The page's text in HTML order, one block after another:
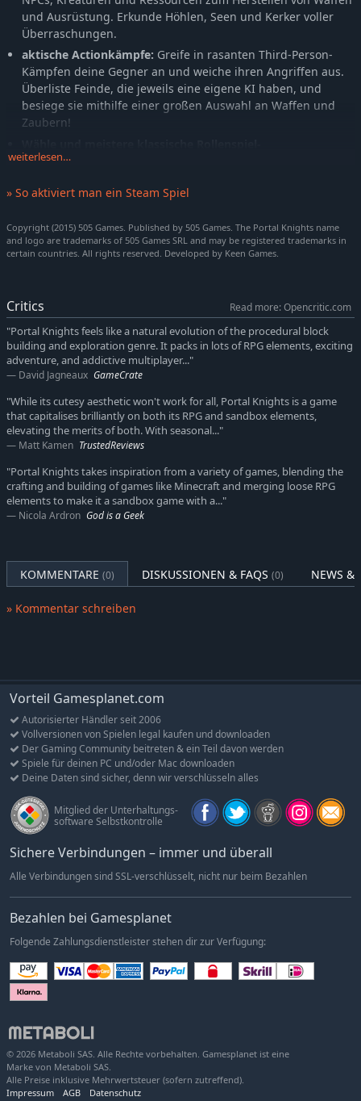
und Ausrüstung. Erkunde Höhlen, Seen und Kerker voller
Überraschungen.
aktische Actionkämpfe: Greife in rasanten Third-Person-
Kämpfen deine Gegner an und weiche ihren Angriffen aus.
Überliste Feinde, die jeweils eine eigene KI haben, und
besiege sie mithilfe einer großen Auswahl an Waffen und
Zaubern!
Charakterklassen:
deine Ausrüstung an. Schalte bei Stufenaufstiegen mächtige
Zufalls-Events:Abenteuer in abwechslungsreichen
Landschaften. Erledige in den verschiedenen Welten neue
Sammle im ganzen Land Zutaten zum Herstellen von
Waffen und Vorräten:Verbessere deine
Herstellungsstationen und erweitere deine Liste an
Rezepten auf über 100 Gegenstände, mit Crafting-Bäumen
für jede Klasse.
Baue dir aus Dutzenden Materialien und
Einrichtungsgegenständen ein Zuhause:Zeige allen deine
auf deinen Reisen schwer verdienten Schätze. Beute
Ressourcen aus und baue große Bauwerke, stelle
tierischen Freund und noch viel mehr!
Epische Bosskämpfe:Wage dich in die Höhle des Löwen und
bekämpfe die Portal-Wächter, die schrecklichsten Bestien im
Coop-Mehrspielermodus.Arbeitet zusammen um Gebäude
zu errichten, Kerker zu erkunden und trotzt gemeinsam den
größten Gefahren.
weiterlesen…
» So aktiviert man ein Steam Spiel
Copyright (2015) 505 Games. Published by 505 Games. The Portal Knights name
and logo are trademarks of 505 Games SRL and may be registered trademarks in
certain countries. All rights reserved. Developed by Keen Games.
Critics
Read more: Opencritic.com
"Portal Knights feels like a natural evolution of the procedural block
building and exploration genre. It packs in lots of RPG elements, exciting
adventure, and addictive multiplayer..."
David Jagneaux GameCrate
"While its cutesy aesthetic won't work for all, Portal Knights is a game
that capitalises brilliantly on both its RPG and sandbox elements,
elevating the merits of both. With seasonal..."
Matt Kamen TrustedReviews
"Portal Knights takes inspiration from a variety of games, blending the
crafting and building of games like Minecraft and merging loose RPG
elements to make it a sandbox game with a..."
Nicola Ardron God is a Geek
KOMMENTARE (0) DISKUSSIONEN & FAQS (0) NEWS &
» Kommentar schreiben
Vorteil Gamesplanet.com
Autorisierter Händler seit 2006
Vollversionen von Spielen legal kaufen und downloaden
Der Gaming Community beitreten & ein Teil davon werden
Spiele für deinen PC und/oder Mac downloaden
Deine Daten sind sicher, denn wir verschlüsseln alles
Mitglied der Unterhaltungs-
software Selbstkontrolle
Sichere Verbindungen – immer und überall
Alle Verbindungen sind SSL-verschlüsselt, nicht nur beim Bezahlen
Bezahlen bei Gamesplanet
Folgende Zahlungsdienstleister stehen dir zur Verfügung:
© 2026 Metaboli SAS. Alle Rechte vorbehalten. Gamesplanet ist eine
Marke von Metaboli SAS.
Alle Preise inklusive Mehrwertsteuer (sofern zutreffend).
Impressum
AGB Datenschutz